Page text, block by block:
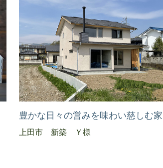
豊かな日々の営みを味わい慈しむ家
上田市 新築 Ｙ様